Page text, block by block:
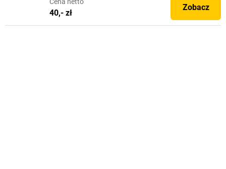
40,- zł
Zobacz